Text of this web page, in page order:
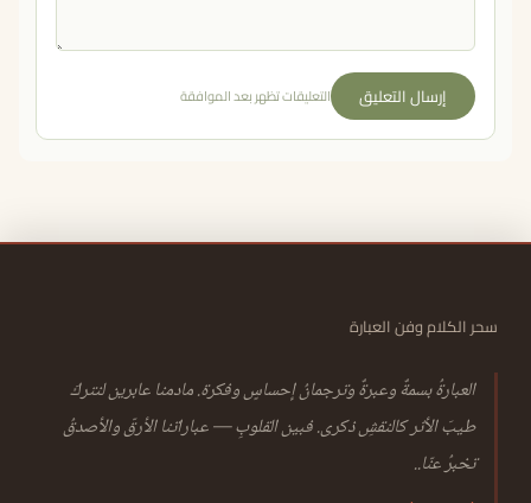
إرسال التعليق التعليقات تظهر بعد الموافقة
سحر الكلام وفن العبارة
العبارةُ بسمةٌ وعبرةٌ وترجمانُ إحساسٍ وفكرة. مادمنا عابرين لنتركَ
طيبَ الأثر كالنقشِ ذكرى. فبين القلوبِ — عباراتنا الأرقّ والأصدقُ
تخبرُ عنّا..